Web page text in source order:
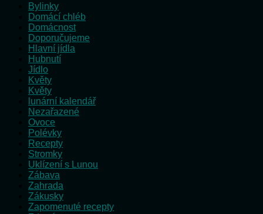
Bylinky
Domácí chléb
Domácnost
Doporučujeme
Hlavní jídla
Hubnutí
Jídlo
Květy
Květy
lunární kalendář
Nezařazené
Ovoce
Polévky
Recepty
Stromky
Uklízení s Lunou
Zábava
Zahrada
Zákusky
Zapomenuté recepty